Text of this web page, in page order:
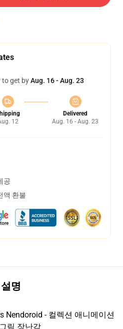
to get byAug. 16 - Aug. 23
12
Delivered
Aug. 16 - Aug. 23
공
액 환불
설명
Nendoroid - 컬렉션 애니메이션
림 장난감